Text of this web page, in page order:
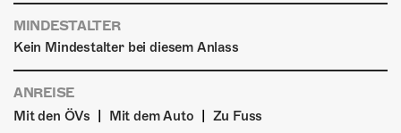
MINDESTALTER
Kein Mindestalter bei diesem Anlass
ANREISE
Mit den ÖVs
Mit dem Auto Zu Fuss